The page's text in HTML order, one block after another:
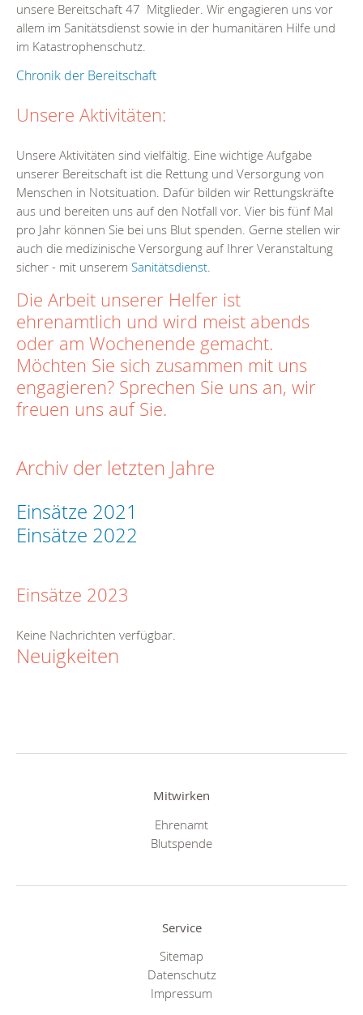
unsere Bereitschaft 47 Mitglieder. Wir engagieren uns vor
allem im Sanitätsdienst sowie in der humanitären Hilfe und
im Katastrophenschutz.
Chronik der Bereitschaft
Unsere Aktivitäten:
Unsere Aktivitäten sind vielfältig. Eine wichtige Aufgabe
unserer Bereitschaft ist die Rettung und Versorgung von
Menschen in Notsituation. Dafür bilden wir Rettungskräfte
aus und bereiten uns auf den Notfall vor. Vier bis fünf Mal
pro Jahr können Sie bei uns Blut spenden. Gerne stellen wir
auch die medizinische Versorgung auf Ihrer Veranstaltung
sicher - mit unserem Sanitätsdienst.
Die Arbeit unserer Helfer ist
ehrenamtlich und wird meist abends
oder am Wochenende gemacht.
Möchten Sie sich zusammen mit uns
engagieren? Sprechen Sie uns an, wir
freuen uns auf Sie.
Archiv der letzten Jahre
Einsätze 2021
Einsätze 2022
Einsätze 2023
Keine Nachrichten verfügbar.
Neuigkeiten
Mitwirken
Ehrenamt
Blutspende
Service
Sitemap
Datenschutz
Impressum